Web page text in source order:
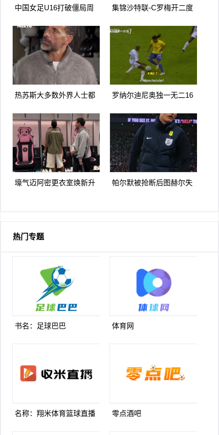
中国女足U16打破僵局周
远角破门
集锦沙特联-C罗梅开二度
热苏斯大多数外界人士都
么
罗纳尔迪尼奥独一无二16
糕时刻
壕气迈阿密更衣室焕新升
帕尔默被抢断后图赫尔失
破门
热门专题
书名：足球巴巴 体育网
名称：翔米体育篮球直播 零点酒吧